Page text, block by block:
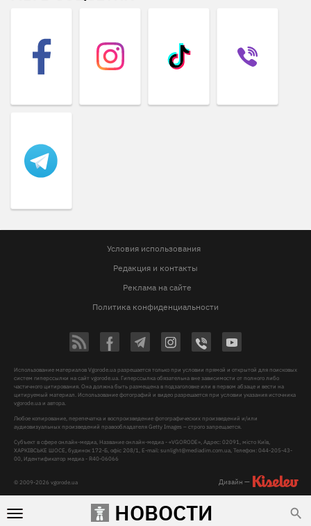
НОВОСТИ
Условия использования
Редакция и контакты
Реклама на сайте
Политика конфиденциальности
© 2009-2026 vgorode.ua
Использование материалов Vgorode.ua разрешается только при условии прямой и открытой для поисковых
систем гиперссылки на сайт vgorode.ua. Гиперссылка обязательна вне зависимости от полного либо
частичного цитирования. Она должна быть размещена в подзаголовке или в первом абзаце и вести на
цитируемый материал. Использование фотографий и видео разрешается при условии указания источника
vgorode.ua и автора.
Любое копирование, перепечатка и воспроизведение фотографических произведений и/или
аудиовизуальных произведений правообладателя Getty Images – строго запрещается.
Субъект в сфере онлайн-медиа, Название онлайн-медиа - «VGORODE», Адрес: 02091, місто Київ,
ХАРКІВСЬКЕ ШОСЕ, будинок 172-Б, офіс 208/1, E-mail:sunlight@mediadim.com.ua, Телефон: 044-205-43-
00, Идентификатор медиа - R40-06066
Дизайн —